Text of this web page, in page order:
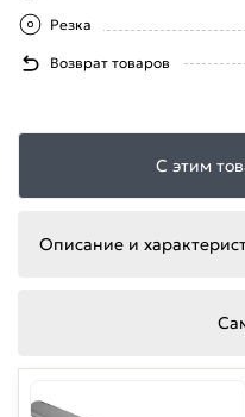
Резка
Возврат товаров
С этим
Описание и